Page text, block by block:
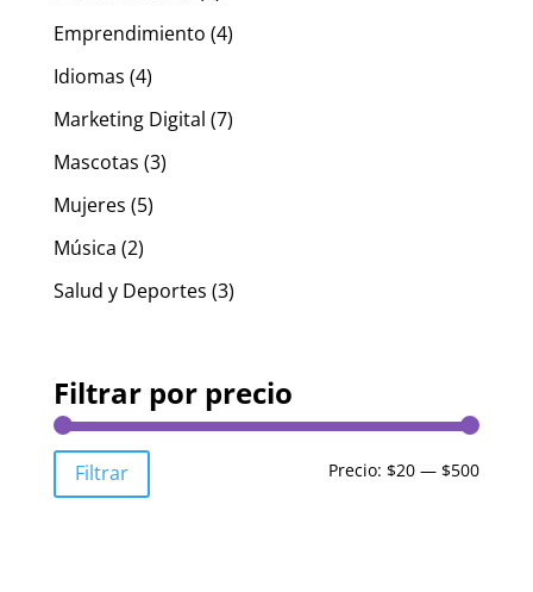
productos
Emprendimiento 44
Idiomas 44
productos
Marketing Digital 77
Mascotas 33
Mujeres 55
Música 22
productos
Salud y Deportes 33
Filtrar por precio
Precio
Precio
Filtrar Precio: $20 — $500